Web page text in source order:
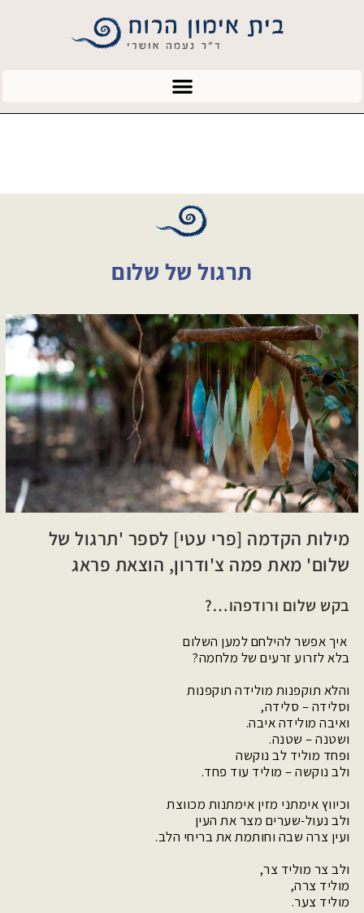
תרגול של שלום
מילות הקדמה [פרי עטי] לספר 'תרגול של
שלום' מאת פמה צ'ודרון, הוצאת פראג
בקש שלום ורודפהו…?
איך אפשר להילחם למען השלום
בלא לזרוע זרעים של מלחמה?
והלא תוקפנות מולידה תוקפנות
וסלידה – סלידה,
ואיבה מולידה איבה.
ושטנה – שטנה.
ופחד מוליד לב נוקשה
ולב נוקשה – מוליד עוד פחד.
וכיווץ אימתני מזין אימתנות מכווצת
ולב נעול-שערים מצר את העין
ועין צרה שבה וחותמת את בריחי הלב.
ולב צר מוליד צר,
מוליד צרה,
מוליד צער.